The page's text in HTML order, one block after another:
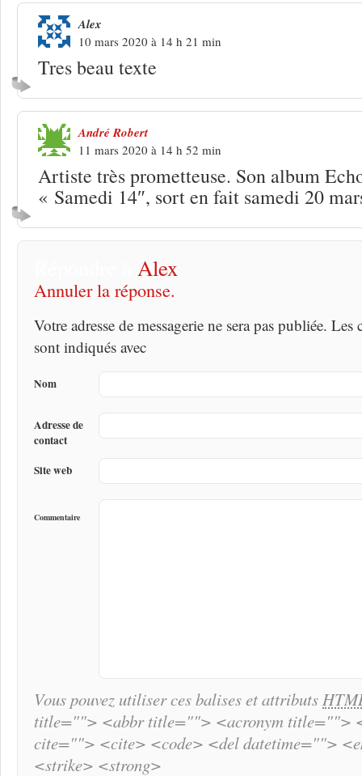
Alex
10 mars 2020 à 14 h 21 min
Tres beau texte
André Robert
11 mars 2020 à 14 h 52 min
Artiste très prometteuse. Son album
« Samedi 14″, sort en fait samedi 20
Alex
Annuler la réponse.
Votre adresse de messagerie ne sera pas publiée.
sont indiqués avec
Nom
Adresse de
contact
Site web
Commentaire
Vous pouvez utiliser ces balises et attributs
title=""> <abbr title=""> <acronym title="">
cite=""> <cite> <code> <del datetime="">
<strike> <strong>